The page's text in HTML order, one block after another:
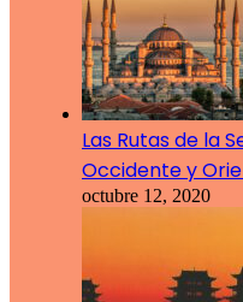
Las Rutas de la
Occidente y
octubre 12, 2020